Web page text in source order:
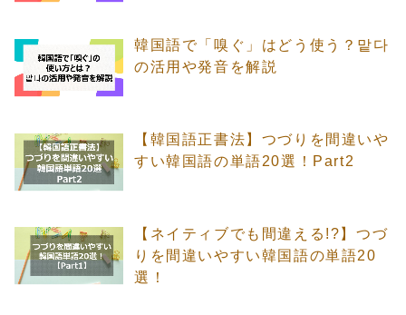
韓国語で「嗅ぐ」はどう使う？맡다
の活用や発音を解説
【韓国語正書法】つづりを間違いや
すい韓国語の単語20選！Part2
【ネイティブでも間違える!?】つづ
りを間違いやすい韓国語の単語20
選！